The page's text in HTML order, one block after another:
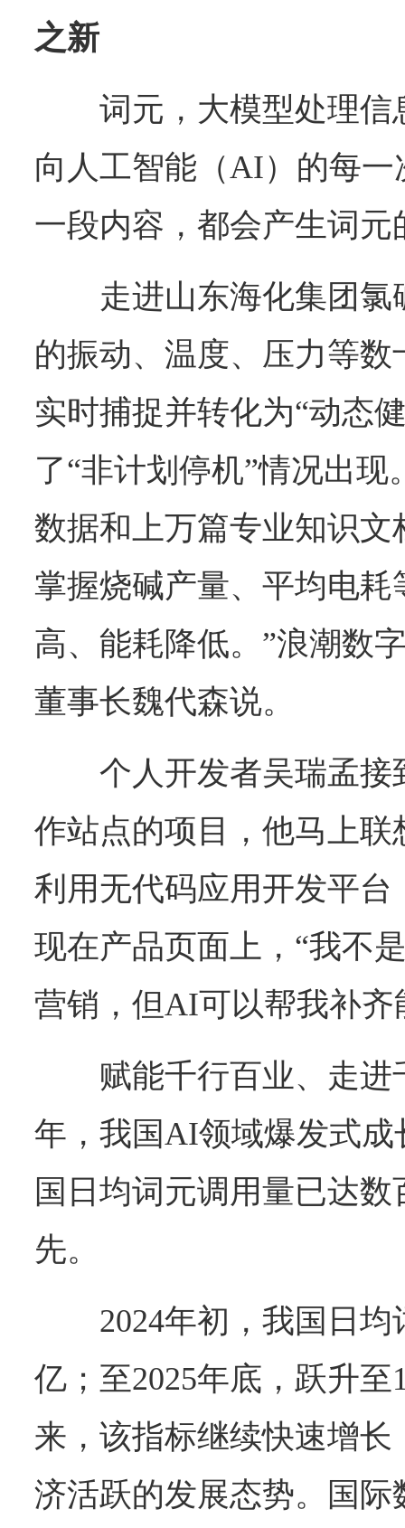
之新
词元，大模型处理
向人工智能（AI）的每
一段内容，都会产生词元
走进山东海化集团
的振动、温度、压力等
实时捕捉并转化为“动态
了“非计划停机”情况出
数据和上万篇专业知识
掌握烧碱产量、平均电
高、能耗降低。”浪潮数
董事长魏代森说。
个人开发者吴瑞孟
作站点的项目，他马上联
利用无代码应用开发平
现在产品页面上，“我不
营销，但AI可以帮我补齐
赋能千行百业、走
年，我国AI领域爆发式成
国日均词元调用量已达
先。
2024年初，我国日
亿；至2025年底，跃升至
来，该指标继续快速增
济活跃的发展态势。国